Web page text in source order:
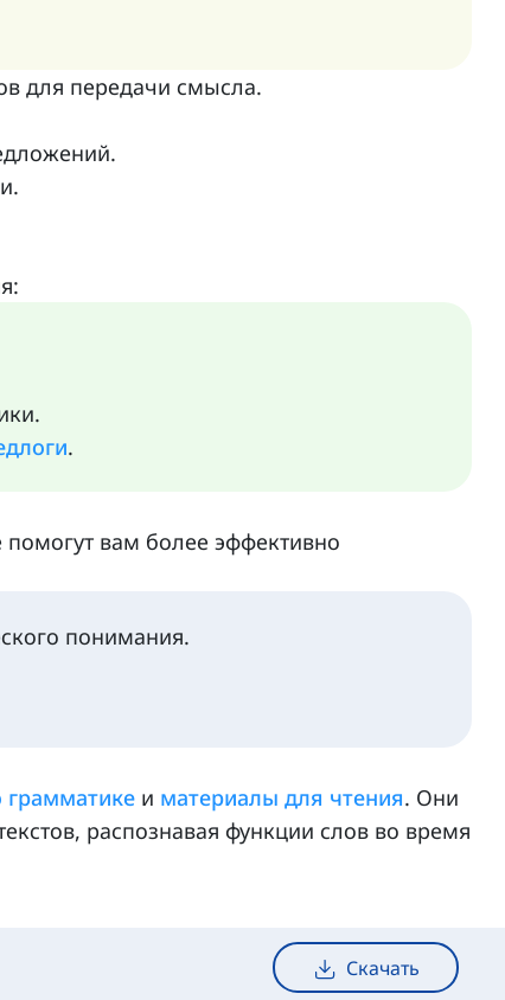
для передачи смысла.
.
помогут вам более эффективно
понимания.
и материалы для чтения. Они
распознавая функции слов во время
Скачать